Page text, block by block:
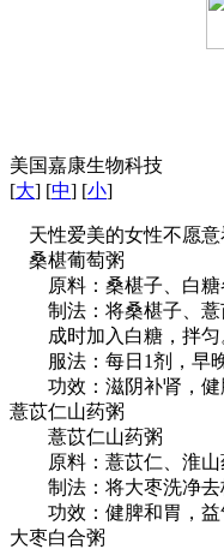
美国嘉康生物科技
[大] [中] [小]
天性爱美的女性不愿意
桑椹葡萄粥
原料：桑椹子、白糖各
制法：将桑椹子、薏苡
成时加入白糖，拌匀
服法：每日1剂，早晚
功效：滋阴补肾，健脾
薏苡仁山药粥
薏苡仁山药粥
原料：薏苡仁、淮山药
制法：将大枣洗净去核
功效：健脾和胃，益气
大枣白合粥